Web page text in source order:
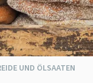
UND ÖLSAATEN